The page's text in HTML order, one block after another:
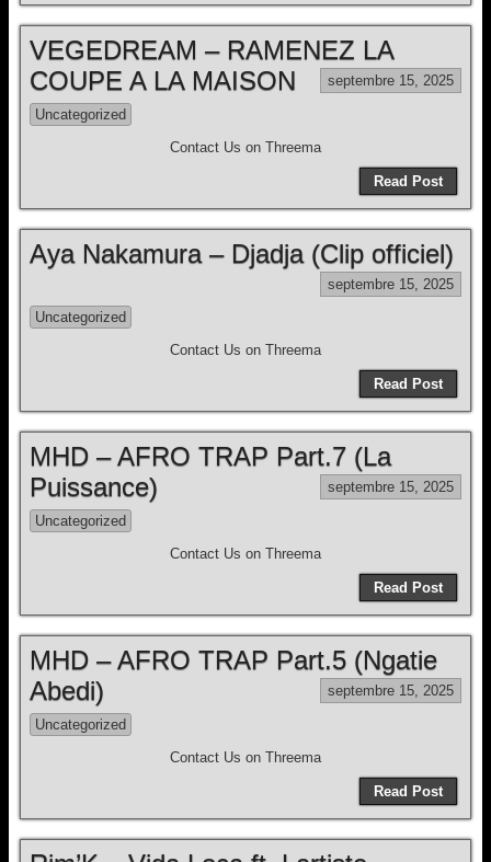
VEGEDREAM – RAMENEZ LA
COUPE A LA MAISON
septembre 15, 2025
Uncategorized
Contact Us on Threema
Read Post
Aya Nakamura – Djadja (Clip officiel)
septembre 15, 2025
Uncategorized
Contact Us on Threema
Read Post
MHD – AFRO TRAP Part.7 (La
Puissance)
septembre 15, 2025
Uncategorized
Contact Us on Threema
Read Post
MHD – AFRO TRAP Part.5 (Ngatie
Abedi)
septembre 15, 2025
Uncategorized
Contact Us on Threema
Read Post